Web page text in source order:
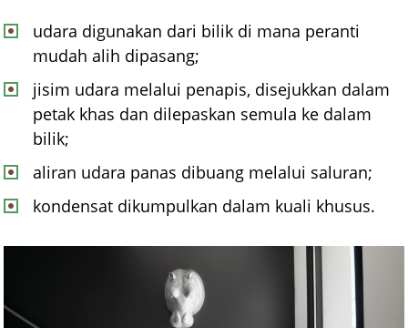
udara digunakan dari bilik di mana peranti
mudah alih dipasang;
jisim udara melalui penapis, disejukkan dalam
petak khas dan dilepaskan semula ke dalam
bilik;
aliran udara panas dibuang melalui saluran;
kondensat dikumpulkan dalam kuali khusus.